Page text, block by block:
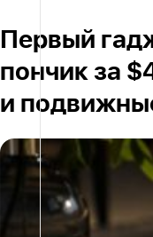
Первый
пончик за
и